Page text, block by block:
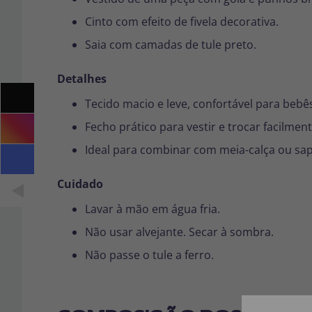
Cinto com efeito de fivela decorativa.
Saia com camadas de tule preto.
Detalhes
Tecido macio e leve, confortável para
Fecho prático para vestir e trocar
Ideal para combinar com meia-calça ou
Cuidado
Lavar à mão em água fria.
Não usar alvejante. Secar à sombra.
Não passe o tule a ferro.